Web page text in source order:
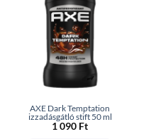
AXE Dark Temptation
izzadásgátló stift 50 ml
1 090 Ft